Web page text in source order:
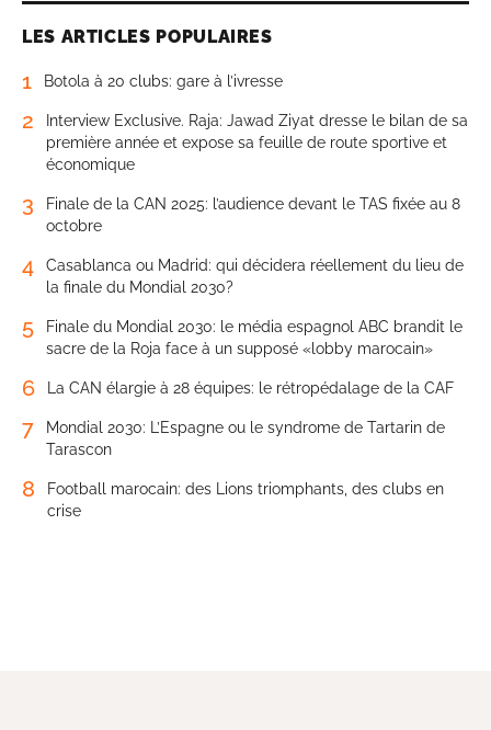
LES ARTICLES POPULAIRES
1 Botola à 20 clubs: gare à l’ivresse
2
Interview Exclusive. Raja: Jawad Ziyat dresse le bilan de sa
première année et expose sa feuille de route sportive et
économique
3
Finale de la CAN 2025: l’audience devant le TAS fixée au 8
octobre
4
Casablanca ou Madrid: qui décidera réellement du lieu de
la finale du Mondial 2030?
5
Finale du Mondial 2030: le média espagnol ABC brandit le
sacre de la Roja face à un supposé «lobby marocain»
6 La CAN élargie à 28 équipes: le rétropédalage de la CAF
7
Mondial 2030: L’Espagne ou le syndrome de Tartarin de
Tarascon
8
Football marocain: des Lions triomphants, des clubs en
crise